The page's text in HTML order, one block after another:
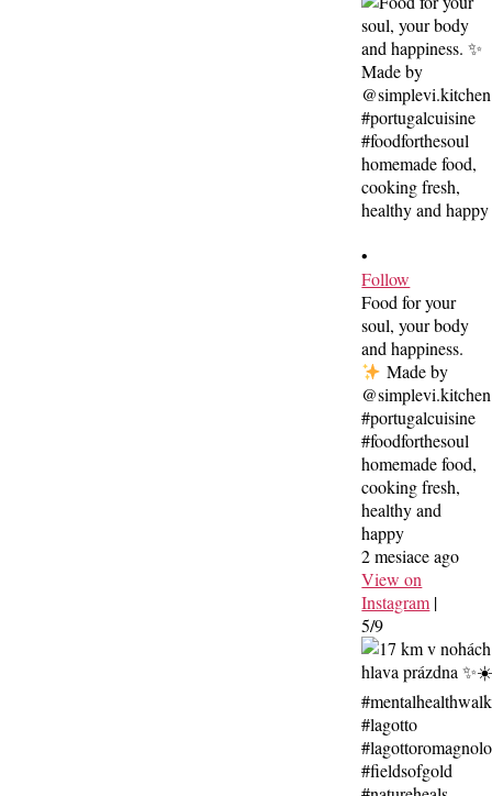
•
Follow
Food for your
soul, your body
and happiness.
Made by
@simplevi.kitchen
#portugalcuisine
#foodforthesoul
homemade food,
cooking fresh,
healthy and
happy
2 mesiace ago
View on
Instagram |
5/9